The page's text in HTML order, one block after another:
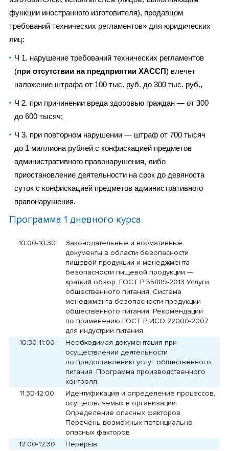
функции иностранного изготовителя), продавцом
требований технических регламентов» для юридических
лиц:
Ч 1. нарушение требований технических регламентов
(при отсутствии на предприятии ХАССП) влечет
наложение штрафа от 100 тыс. руб. до 300 тыс. руб.,
Ч 2. при причинении вреда здоровью граждан — от 300
до 600 тысяч;
Ч 3. при повторном нарушении — штраф от 700 тысяч
до 1 миллиона рублей с конфискацией предметов
административного правонарушения, либо
приостановление деятельности на срок до девяноста
суток с конфискацией предметов административного
правонарушения.
Программа 1 дневного курса
10:00-10:30
Законодательные и нормативные
документы в области безопасности
пищевой продукции и менеджмента
безопасности пищевой продукции —
краткий обзор. ГОСТ Р 55889-2013 Услуги
общественного питания. Система
менеджмента безопасности продукции
общественного питания. Рекомендации
по применению ГОСТ Р ИСО 22000-2007
для индустрии питания.
10:30-11:00
Необходимая документация при
осуществлении деятельности
по предоставлению услуг общественного
питания. Программа производственного
контроля.
11:30-12:00
Идентификация и определение процессов,
осуществляемых в организации.
Определение опасных факторов.
Перечень возможных потенциально-
опасных факторов
12:00-12:30
Перерыв